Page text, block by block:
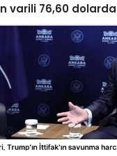
varili 76,60